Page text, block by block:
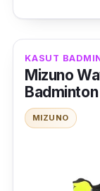
Bahagian
gabungan
berganda
Manakala
KASUT
Mizuno
Badminton
MIZUNO